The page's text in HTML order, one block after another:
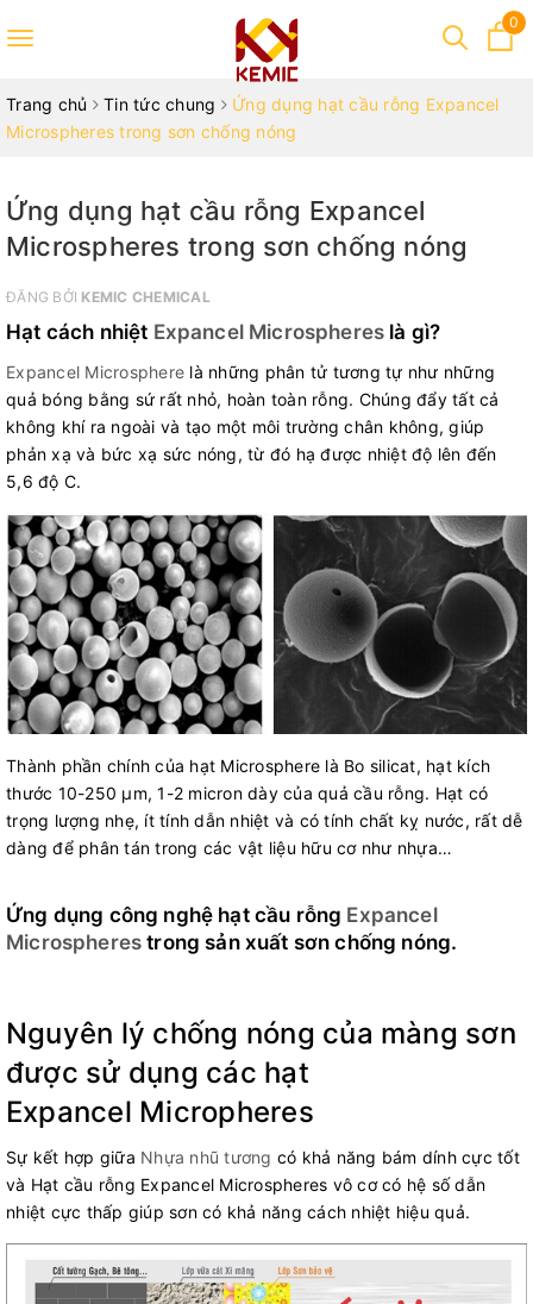
Toggle
0
Trang chủ Tin tức chung
Ứng dụng hạt cầu rỗng Expancel
Microspheres trong sơn chống nóng
Ứng dụng hạt cầu rỗng Expancel
Microspheres trong sơn chống nóng
ĐĂNG BỞI KEMIC CHEMICAL
Hạt cách nhiệt Expancel Microspheres là gì?
Expancel Microsphere là những phân tử tương tự như những
quả bóng bằng sứ rất nhỏ, hoàn toàn rỗng. Chúng đẩy tất cả
không khí ra ngoài và tạo một môi trường chân không, giúp
phản xạ và bức xạ sức nóng, từ đó hạ được nhiệt độ lên đến
5,6 độ C.
Thành phần chính của hạt Microsphere là Bo silicat, hạt kích
thước 10-250 μm, 1-2 micron dày của quả cầu rỗng. Hạt có
trọng lượng nhẹ, ít tính dẫn nhiệt và có tính chất kỵ nước, rất dễ
dàng để phân tán trong các vật liệu hữu cơ như nhựa…
Ứng dụng công nghệ hạt cầu rỗng Expancel
Microspheres trong sản xuất sơn chống nóng.
Nguyên lý chống nóng của màng sơn
được sử dụng các hạt
Expancel Micropheres
Sự kết hợp giữa Nhựa nhũ tương có khả năng bám dính cực tốt
và Hạt cầu rỗng Expancel Microspheres vô cơ có hệ số dẫn
nhiệt cực thấp giúp sơn có khả năng cách nhiệt hiệu quả.